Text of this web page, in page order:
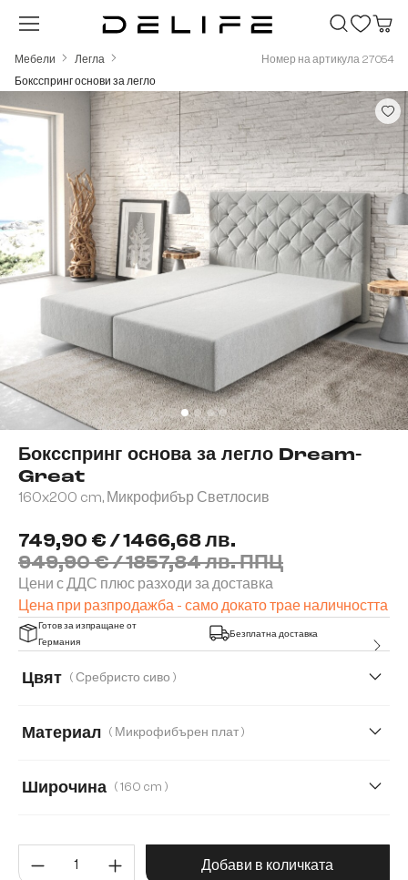
Преминете към основното съдържание
Мебели
Легла
Боксспринг основи за легло
Номер на артикула 27054
Боксспринг основа за легло Dream-
Great
160x200 cm, Микрофибър Светлосив
749,90 € / 1466,68 лв.
949,90 € / 1857,84 лв. ППЦ
Цени с ДДС плюс разходи за доставка
Цена при разпродажба - само докато трае наличността
Готов за изпращане от
Германия
Безплатна доставка
Цвят ( Сребристо сиво )
Материал ( Микрофибърен плат )
Широчина ( 160 cm )
200 cm Количество на продукта:
Добави в количката
Пропуснете галерия с изображения